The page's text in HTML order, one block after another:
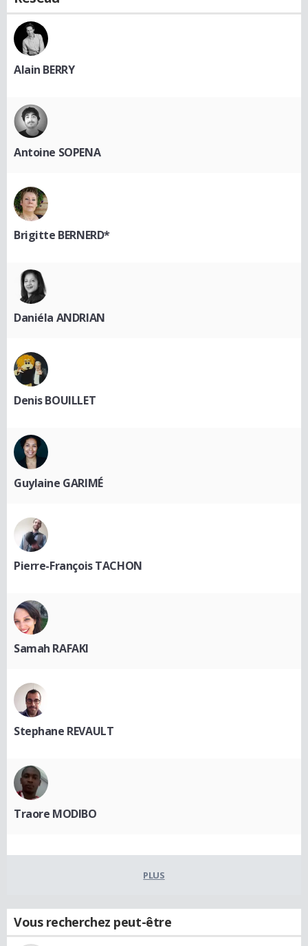
Alain BERRY
Antoine SOPENA
Brigitte BERNERD*
Daniéla ANDRIAN
Denis BOUILLET
Guylaine GARIMÉ
Pierre-François TACHON
Samah RAFAKI
Stephane REVAULT
Traore MODIBO
PLUS
Vous recherchez peut-être